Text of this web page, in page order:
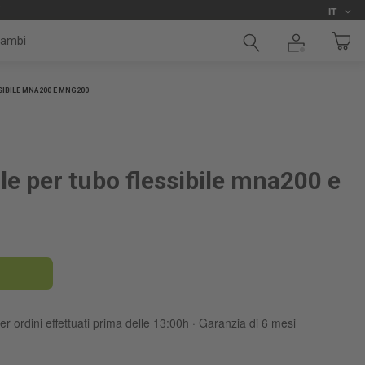
Lingua
IT
MNA200 E MNG200
per tubo flessibile mna200 e
ordini effettuati prima delle 13:00h · Garanzia di 6 mesi